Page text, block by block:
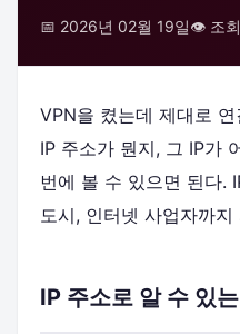
📅 2026년 02월 19일👁️ 조
VPN을 켰는데 제대로
IP 주소가 뭔지, 그 IP가
번에 볼 수 있으면 된다.
도시, 인터넷 사업자까
IP 주소로 알 수 있